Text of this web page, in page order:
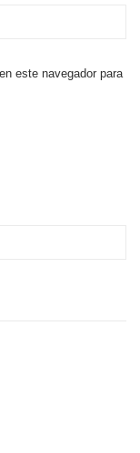
este navegador para